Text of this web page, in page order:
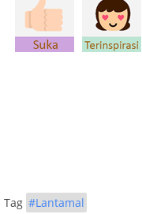
Tag #Lantamal